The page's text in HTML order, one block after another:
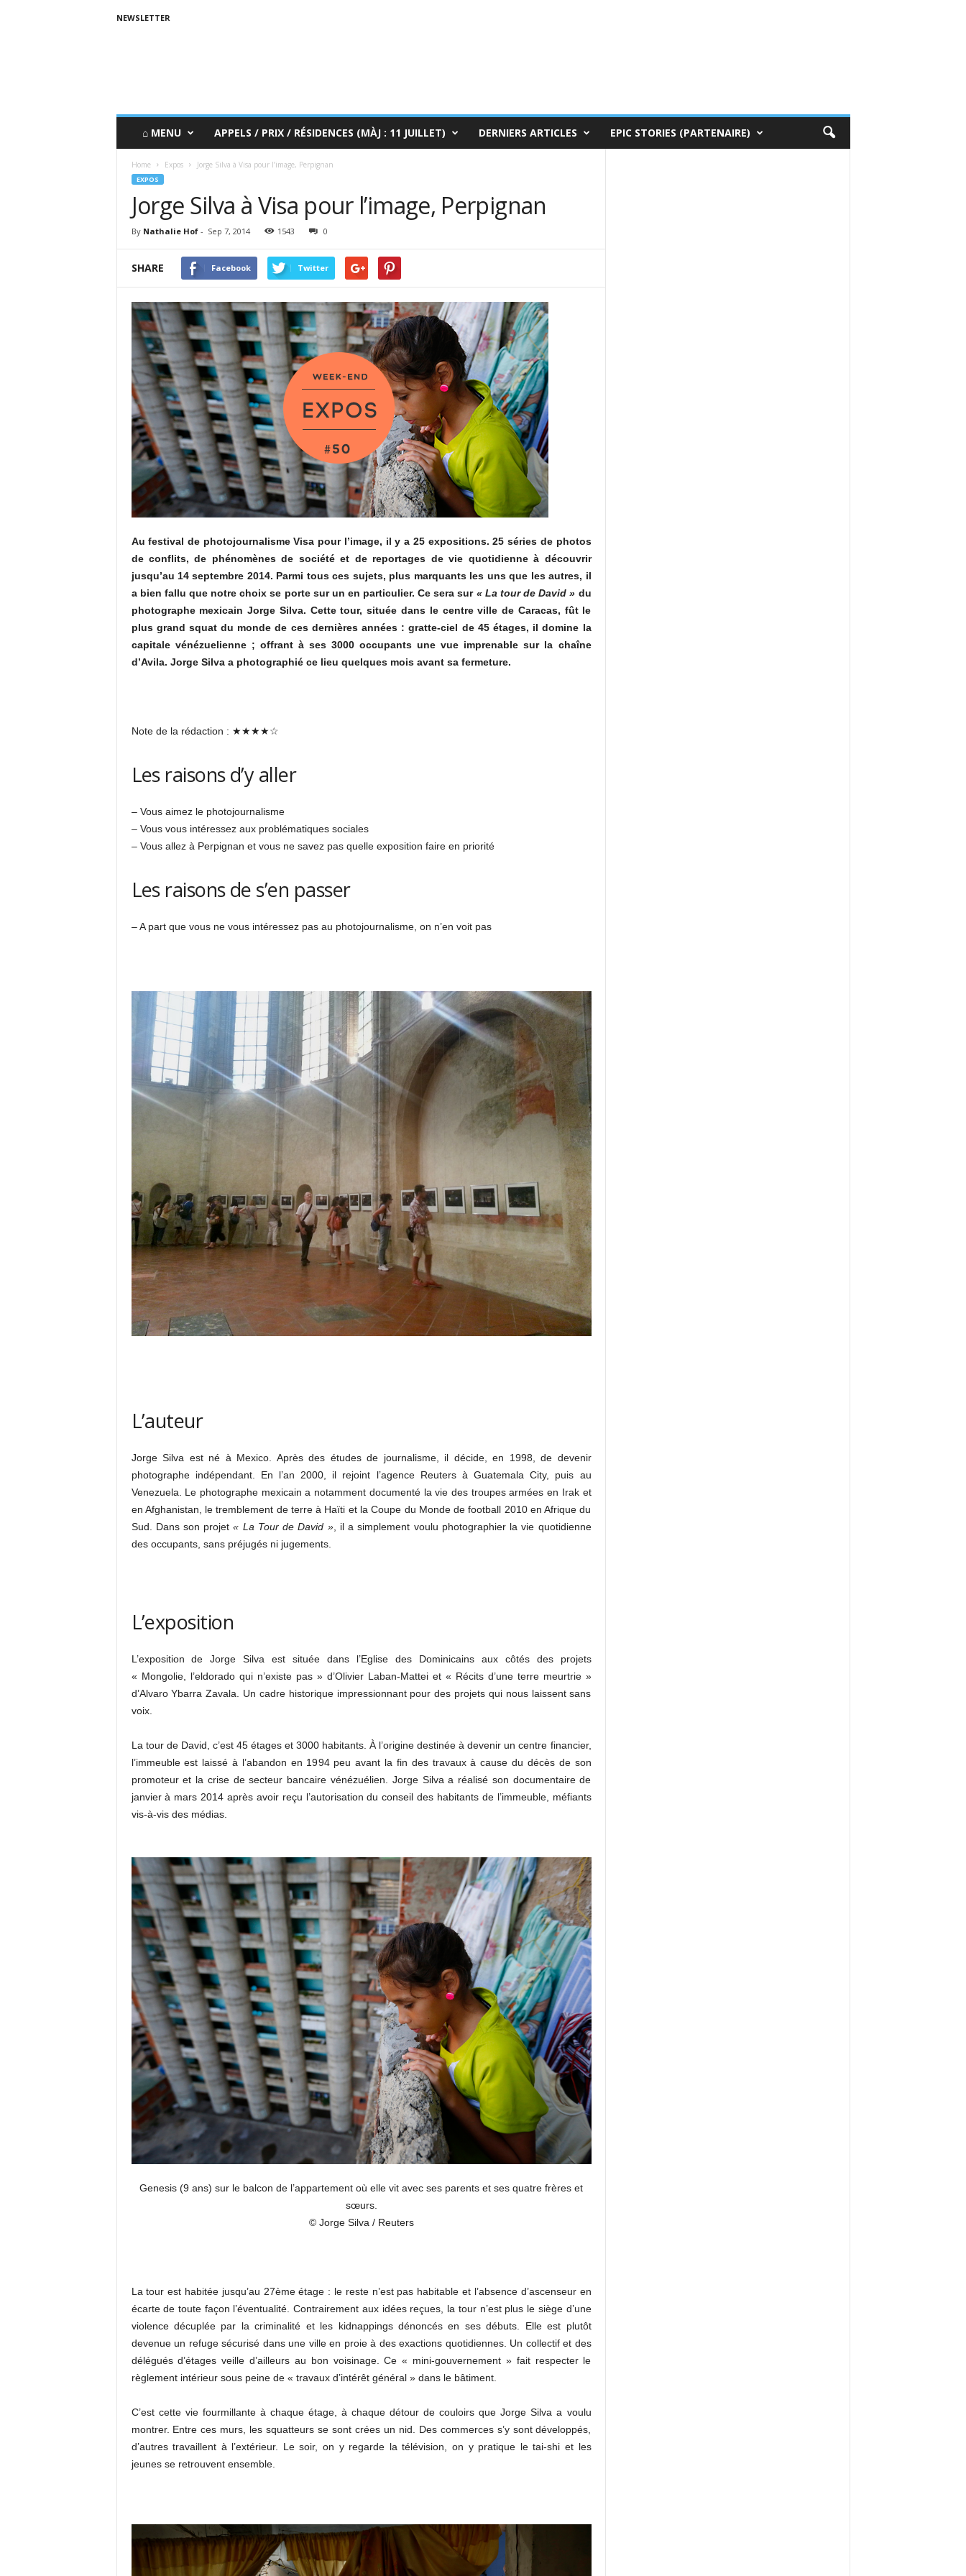
NEWSLETTER
⌂ MENU APPELS / PRIX / RÉSIDENCES (MÀJ : 11 JUILLET) DERNIERS ARTICLES EPIC STORIES (PARTENAIRE)
Home Expos Jorge Silva à Visa pour l’image, Perpignan
EXPOS
Jorge Silva à Visa pour l’image, Perpignan
By Nathalie Hof- Sep 7, 2014 1543 0
SHARE Facebook Twitter
Au festival de photojournalisme Visa pour l’image, il y a 25 expositions. 25 séries de photos
de conflits, de phénomènes de société et de reportages de vie quotidienne à découvrir
jusqu’au 14 septembre 2014. Parmi tous ces sujets, plus marquants les uns que les autres, il
a bien fallu que notre choix se porte sur un en particulier. Ce sera sur « La tour de David » du
photographe mexicain Jorge Silva. Cette tour, située dans le centre ville de Caracas, fût le
plus grand squat du monde de ces dernières années : gratte-ciel de 45 étages, il domine la
capitale vénézuelienne ; offrant à ses 3000 occupants une vue imprenable sur la chaîne
d’Avila. Jorge Silva a photographié ce lieu quelques mois avant sa fermeture.
Note de la rédaction : ★★★★☆
Les raisons d’y aller
– Vous aimez le photojournalisme
– Vous vous intéressez aux problématiques sociales
– Vous allez à Perpignan et vous ne savez pas quelle exposition faire en priorité
Les raisons de s’en passer
– A part que vous ne vous intéressez pas au photojournalisme, on n’en voit pas
L’auteur
Jorge Silva est né à Mexico. Après des études de journalisme, il décide, en 1998, de devenir
photographe indépendant. En l’an 2000, il rejoint l’agence Reuters à Guatemala City, puis au
Venezuela. Le photographe mexicain a notamment documenté la vie des troupes armées en Irak et
en Afghanistan, le tremblement de terre à Haïti et la Coupe du Monde de football 2010 en Afrique du
Sud. Dans son projet« La Tour de David », il a simplement voulu photographier la vie quotidienne
des occupants, sans préjugés ni jugements.
L’exposition
L’exposition de Jorge Silva est située dans l’Eglise des Dominicains aux côtés des projets
« Mongolie, l’eldorado qui n’existe pas » d’Olivier Laban-Mattei et « Récits d’une terre meurtrie »
d’Alvaro Ybarra Zavala. Un cadre historique impressionnant pour des projets qui nous laissent sans
voix.
La tour de David, c’est 45 étages et 3000 habitants. À l’origine destinée à devenir un centre financier,
l’immeuble est laissé à l’abandon en 1994 peu avant la fin des travaux à cause du décès de son
promoteur et la crise de secteur bancaire vénézuélien. Jorge Silva a réalisé son documentaire de
janvier à mars 2014 après avoir reçu l’autorisation du conseil des habitants de l’immeuble, méfiants
vis-à-vis des médias.
Genesis (9 ans) sur le balcon de l’appartement où elle vit avec ses parents et ses quatre frères et
sœurs.
© Jorge Silva / Reuters
La tour est habitée jusqu’au 27ème étage : le reste n’est pas habitable et l’absence d’ascenseur en
écarte de toute façon l’éventualité. Contrairement aux idées reçues, la tour n’est plus le siège d’une
violence décuplée par la criminalité et les kidnappings dénoncés en ses débuts. Elle est plutôt
devenue un refuge sécurisé dans une ville en proie à des exactions quotidiennes. Un collectif et des
délégués d’étages veille d’ailleurs au bon voisinage. Ce « mini-gouvernement » fait respecter le
règlement intérieur sous peine de « travaux d’intérêt général » dans le bâtiment.
C’est cette vie fourmillante à chaque étage, à chaque détour de couloirs que Jorge Silva a voulu
montrer. Entre ces murs, les squatteurs se sont crées un nid. Des commerces s’y sont développés,
d’autres travaillent à l’extérieur. Le soir, on y regarde la télévision, on y pratique le tai-shi et les
jeunes se retrouvent ensemble.